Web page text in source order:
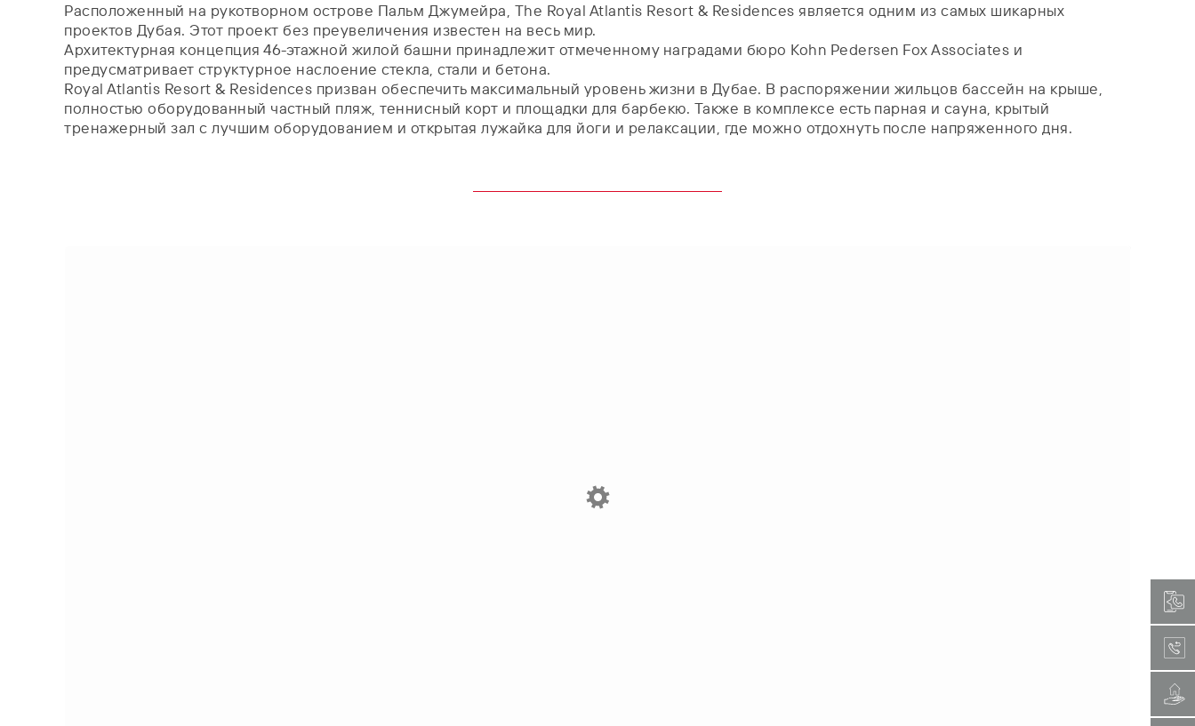
Расположенный на рукотворном острове Пальм Джумейра, The Royal Atlantis Resort & Residences является одним из самых шикарных
проектов Дубая. Этот проект без преувеличения известен на весь мир.
Архитектурная концепция 46-этажной жилой башни принадлежит отмеченному наградами бюро Kohn Pedersen Fox Associates и
предусматривает структурное наслоение стекла, стали и бетона.
Royal Atlantis Resort & Residences призван обеспечить максимальный уровень жизни в Дубае. В распоряжении жильцов бассейн на крыше,
полностью оборудованный частный пляж, теннисный корт и площадки для барбекю. Также в комплексе есть парная и сауна, крытый
тренажерный зал с лучшим оборудованием и открытая лужайка для йоги и релаксации, где можно отдохнуть после напряженного дня.